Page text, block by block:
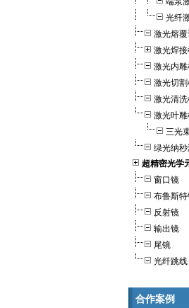
光纤
激光熔
激光焊
激光内
激光切
激光清
激光叶
三光
绿光纳
超精密光学
窗口镜
布鲁斯
反射镜
输出镜
尾镜
光纤跳线
合作案例